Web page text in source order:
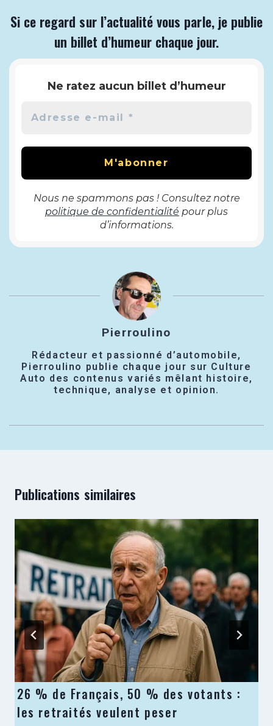
Si ce regard sur l’actualité vous parle, je publie
un billet d’humeur chaque jour.
Ne ratez aucun billet d’humeur
Nous ne spammons pas ! Consultez notre
politique de confidentialité pour plus
d’informations.
Pierroulino
Rédacteur et passionné d’automobile,
Pierroulino publie chaque jour sur Culture
Auto des contenus variés mêlant histoire,
technique, analyse et opinion.
Publications similaires
26 % de Français, 50 % des votants :
les retraités veulent peser